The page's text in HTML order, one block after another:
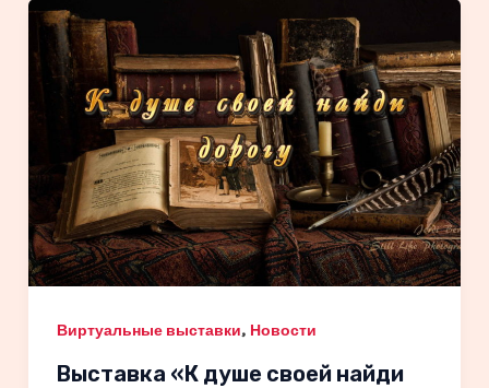
Виртуальные выставки, Новости
Выставка «К душе своей найди